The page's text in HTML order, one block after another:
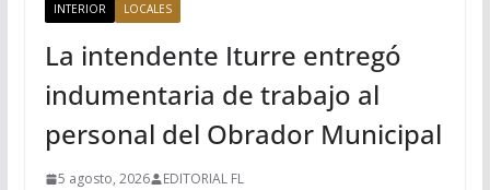
INTERIOR LOCALES
La intendente Iturre entregó
indumentaria de trabajo al
personal del Obrador Municipal
5 agosto, 2026 EDITORIAL FL